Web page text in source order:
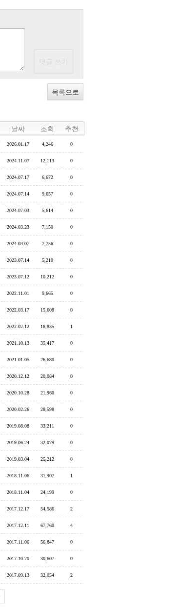
목록으로
날짜 조회 추천
2026.01.17 4,246 0
2024.11.07 12,113 0
2024.07.17 6,672 0
2024.07.14 9,657 0
2024.07.03 5,614 0
2024.03.23 7,150 0
2024.03.07 7,756 0
2023.07.14 5,210 0
2023.07.12 10,212 0
2022.11.01 9,665 0
2022.03.17 15,608 0
2022.02.12 18,835 1
2021.10.13 35,417 0
2021.01.05 26,680 0
2020.12.12 20,084 0
2020.10.28 21,960 0
2020.02.26 28,598 0
2019.08.08 33,211 0
2019.06.24 32,079 0
2019.03.04 25,212 0
2018.11.06 31,907 1
2018.11.04 24,199 0
2017.12.17 54,586 2
2017.12.11 67,760 4
2017.11.06 56,847 0
2017.10.20 30,607 0
2017.09.13 32,054 2